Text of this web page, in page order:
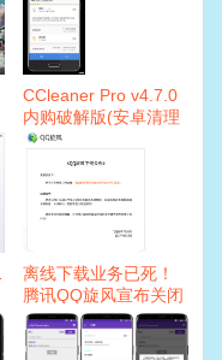
CCleaner Pro v4.7.0
内购破解版(安卓清理
软件)
离线下载业务已死！
腾讯QQ旋风宣布关闭